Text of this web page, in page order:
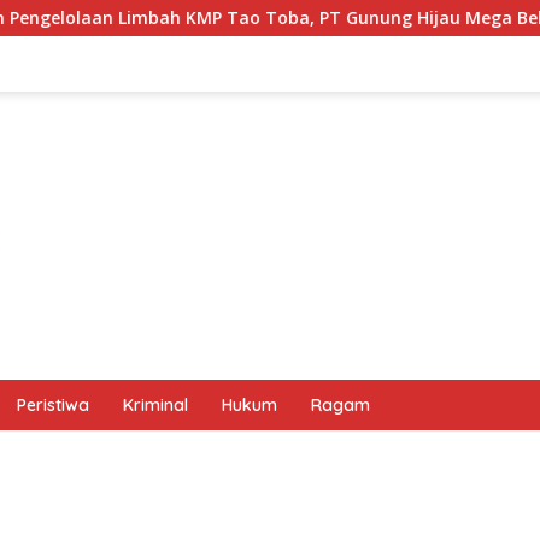
Toba, PT Gunung Hijau Mega Belum Berikan Penjelasan
Peristiwa Kriminal Hukum Ragam